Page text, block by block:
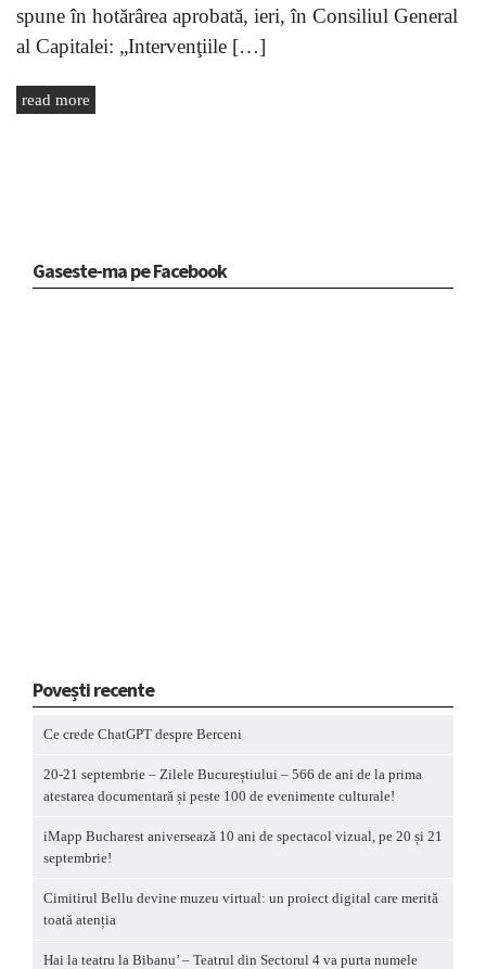
spune în hotărârea aprobată, ieri, în Consiliul General
al Capitalei: „Intervenţiile […]
read more
Gaseste-ma pe Facebook
Povești recente
Ce crede ChatGPT despre Berceni
20-21 septembrie – Zilele Bucureștiului – 566 de ani de la prima
atestarea documentară și peste 100 de evenimente culturale!
iMapp Bucharest aniversează 10 ani de spectacol vizual, pe 20 și 21
septembrie!
Cimitirul Bellu devine muzeu virtual: un proiect digital care merită
toată atenția
Hai la teatru la Bibanu’ – Teatrul din Sectorul 4 va purta numele